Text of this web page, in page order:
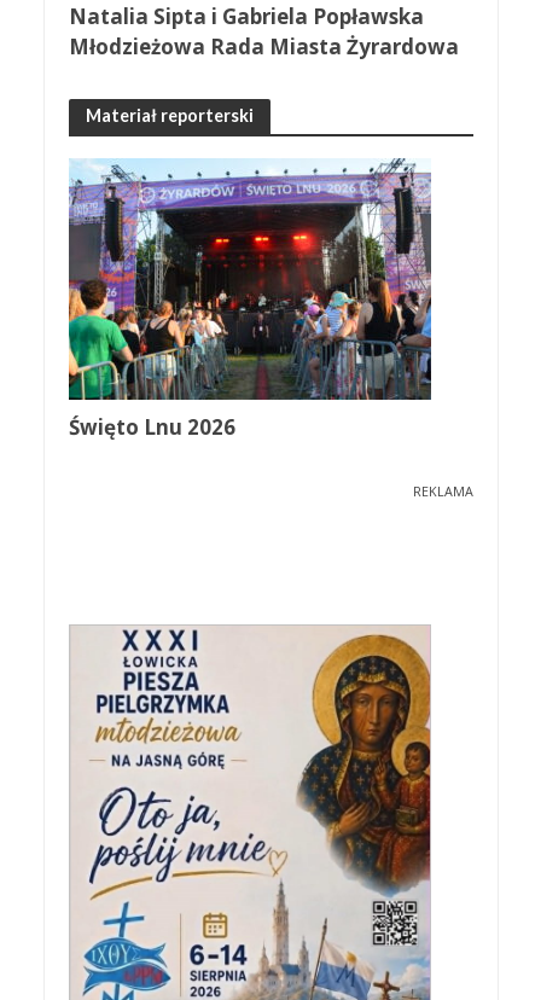
Natalia Sipta i Gabriela Popławska
Młodzieżowa Rada Miasta Żyrardowa
Materiał reporterski
Święto Lnu 2026
REKLAMA